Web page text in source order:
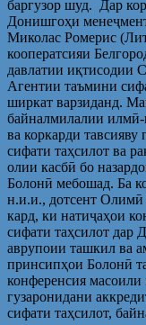
баргузор шуд. Дар
Донишгоҳи
Миколас Ромерис
кооператсияи
давлатии иқтисодии
Агентии таъмини
ширкат варзиданд.
байналмилалии
ва коркарди
сифати таҳсилот ва
олии касбӣ бо
Болонӣ мебошад. Ба
н.и.и., дотсент Олимӣ
кард, ки натиҷаҳои
сифати таҳсилот
аврупоии ташкил ва
принсипҳои Болонӣ
конференсия
гузаронидани
сифати таҳсилот,